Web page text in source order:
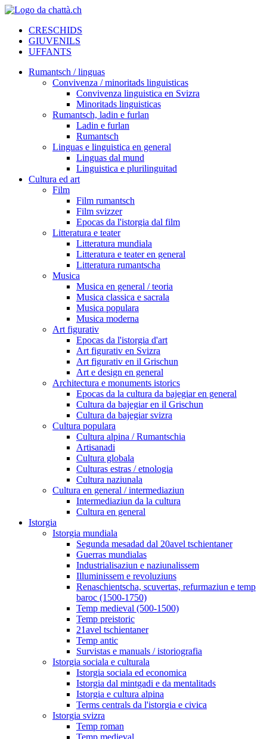
CRESCHIDS
GIUVENILS
UFFANTS
Rumantsch / linguas
Convivenza / minoritads linguisticas
Convivenza linguistica en Svizra
Minoritads linguisticas
Rumantsch, ladin e furlan
Ladin e furlan
Rumantsch
Linguas e linguistica en general
Linguas dal mund
Linguistica e plurilinguitad
Cultura ed art
Film
Film rumantsch
Film svizzer
Epocas da l'istorgia dal film
Litteratura e teater
Litteratura mundiala
Litteratura e teater en general
Litteratura rumantscha
Musica
Musica en general / teoria
Musica classica e sacrala
Musica populara
Musica moderna
Art figurativ
Epocas da l'istorgia d'art
Art figurativ en Svizra
Art figurativ en il Grischun
Art e design en general
Architectura e monuments istorics
Epocas da la cultura da bajegiar en general
Cultura da bajegiar en il Grischun
Cultura da bajegiar svizra
Cultura populara
Cultura alpina / Rumantschia
Artisanadi
Cultura globala
Culturas estras / etnologia
Cultura naziunala
Cultura en general / intermediaziun
Intermediaziun da la cultura
Cultura en general
Istorgia
Istorgia mundiala
Segunda mesadad dal 20avel tschientaner
Guerras mundialas
Industrialisaziun e naziunalissem
Illuminissem e revoluziuns
Renaschientscha, scuvertas, refurmaziun e temp
baroc (1500-1750)
Temp medieval (500-1500)
Temp preistoric
21avel tschientaner
Temp antic
Survistas e manuals / istoriografia
Istorgia sociala e culturala
Istorgia sociala ed economica
Istorgia dal mintgadi e da mentalitads
Istorgia e cultura alpina
Terms centrals da l'istorgia e civica
Istorgia svizra
Temp roman
Temp medieval